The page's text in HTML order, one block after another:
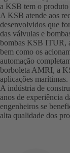
a KSB tem o produto
A KSB atende aos
desenvolvidos que
das válvulas e
bombas KSB ITUR,
bem como os
automação
borboleta AMRI, a
aplicações marítimas.
A indústria de
anos de experiência
engenheiros se
alta qualidade dos